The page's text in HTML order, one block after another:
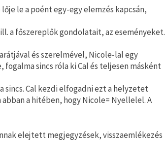
le a poént egy-egy elemzés kapcsán,
a főszereplők gondolatait, az eseményeket.
és szerelmével, Nicole-lal egy
sincs róla ki Cal és teljesen másként
Cal kezdi elfogadni ezt a helyzetet
a hitében, hogy Nicole= Nyellelel. A
elejtett megjegyzések, visszaemlékezés